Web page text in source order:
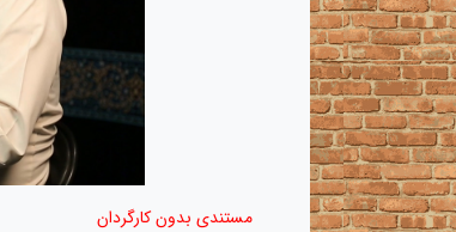
مستندی بدون کارگردان